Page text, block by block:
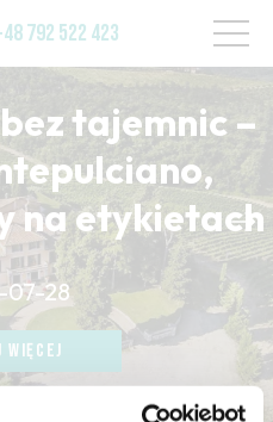
792 522 423
tajemnic –
na etykietach
07-28
WIĘCEJ
WIĘCEJ
WIĘCEJ